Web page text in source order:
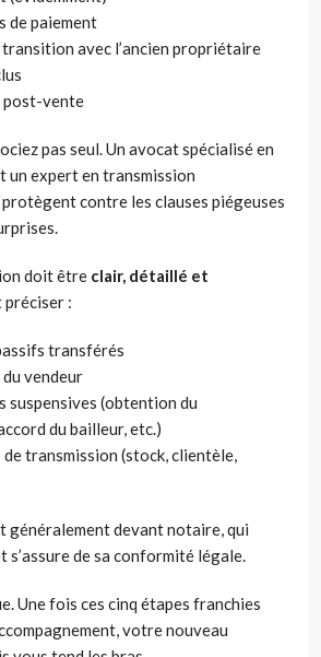
de paiement
transition avec l’ancien propriétaire
post-vente
pas seul. Un avocat spécialisé en
un expert en transmission
protègent contre les clauses piégeuses
doit être clair, détaillé et
préciser :
transférés
vendeur
suspensives (obtention du
du bailleur, etc.)
de transmission (stock, clientèle,
généralement devant notaire, qui
s’assure de sa conformité légale.
Une fois ces cinq étapes franchies
votre nouveau